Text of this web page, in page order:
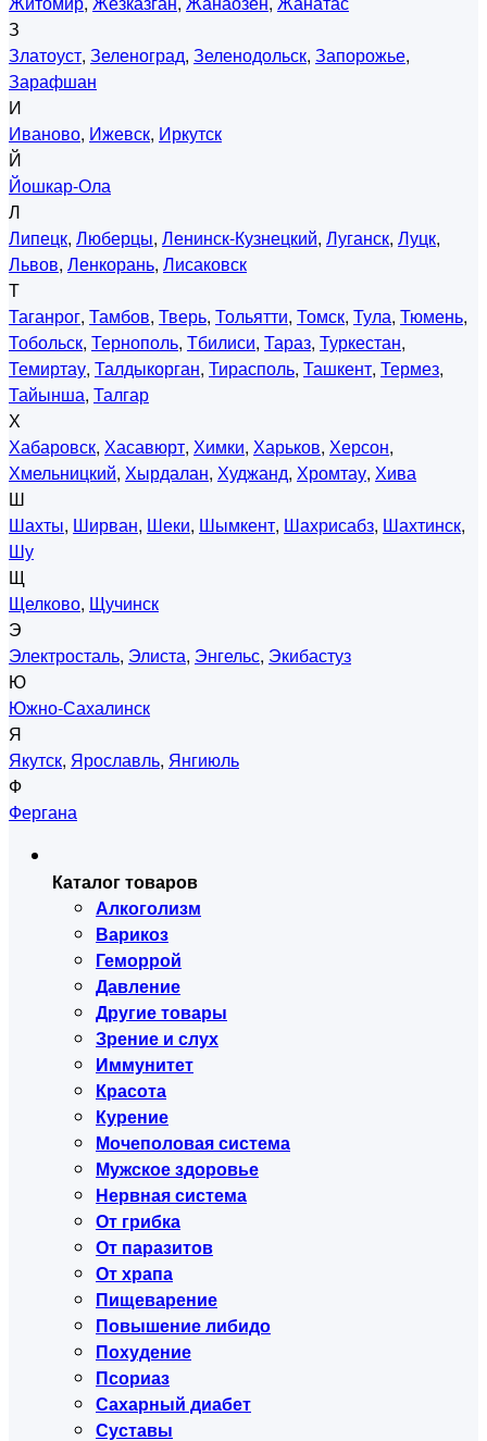
З
Златоуст, Зеленоград, Зеленодольск, Запорожье,
Зарафшан
И
Иваново, Ижевск, Иркутск
Й
Йошкар-Ола
Л
Липецк, Люберцы, Ленинск-Кузнецкий, Луганск, Луцк,
Львов, Ленкорань, Лисаковск
Т
Таганрог, Тамбов, Тверь, Тольятти, Томск, Тула, Тюмень,
Тобольск, Тернополь, Тбилиси, Тараз, Туркестан,
Темиртау, Талдыкорган, Тирасполь, Ташкент, Термез,
Тайынша, Талгар
Х
Хабаровск, Хасавюрт, Химки, Харьков, Херсон,
Хмельницкий, Хырдалан, Худжанд, Хромтау, Хива
Ш
Шахты, Ширван, Шеки, Шымкент, Шахрисабз, Шахтинск,
Шу
Щ
Щелково, Щучинск
Э
Электросталь, Элиста, Энгельс, Экибастуз
Ю
Южно-Сахалинск
Я
Якутск, Ярославль, Янгиюль
Ф
Фергана
Каталог товаров
Алкоголизм
Варикоз
Геморрой
Давление
Другие товары
Зрение и слух
Иммунитет
Красота
Курение
Мочеполовая система
Мужское здоровье
Нервная система
От грибка
От паразитов
От храпа
Пищеварение
Повышение либидо
Похудение
Псориаз
Сахарный диабет
Суставы